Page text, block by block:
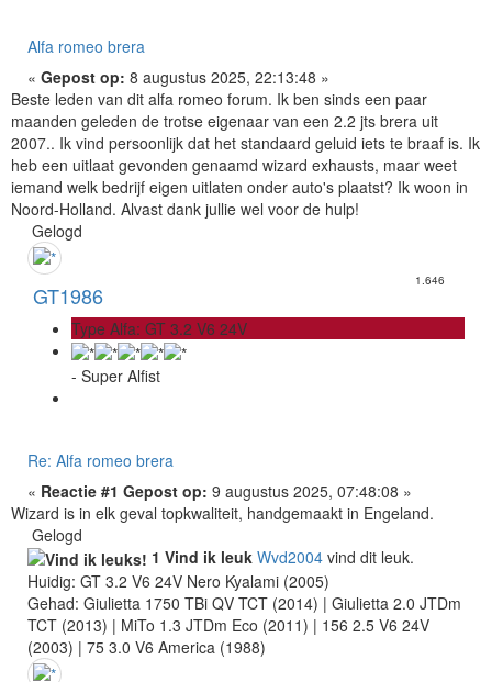
Alfa romeo brera
« Gepost op: 8 augustus 2025, 22:13:48 »
Beste leden van dit alfa romeo forum. Ik ben sinds een paar
maanden geleden de trotse eigenaar van een 2.2 jts brera uit
2007.. Ik vind persoonlijk dat het standaard geluid iets te braaf is. Ik
heb een uitlaat gevonden genaamd wizard exhausts, maar weet
iemand welk bedrijf eigen uitlaten onder auto's plaatst? Ik woon in
Noord-Holland. Alvast dank jullie wel voor de hulp!
Gelogd
GT1986
1.646
Type Alfa: GT 3.2 V6 24V
- Super Alfist
Re: Alfa romeo brera
« Reactie #1 Gepost op: 9 augustus 2025, 07:48:08 »
Wizard is in elk geval topkwaliteit, handgemaakt in Engeland.
Gelogd
1 Vind ik leuk Wvd2004 vind dit leuk.
Huidig: GT 3.2 V6 24V Nero Kyalami (2005)
Gehad: Giulietta 1750 TBi QV TCT (2014) | Giulietta 2.0 JTDm
TCT (2013) | MiTo 1.3 JTDm Eco (2011) | 156 2.5 V6 24V
(2003) | 75 3.0 V6 America (1988)